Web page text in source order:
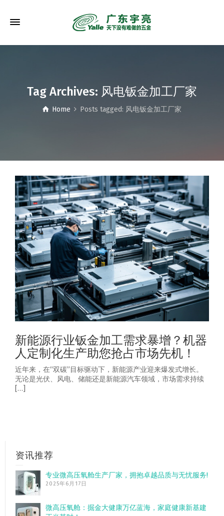
Tag Archives: 风电钣金加工厂家
Home Posts tagged: 风电钣金加工厂家
新能源行业钣金加工需求暴增？机器
人定制化生产助您抢占市场先机！
近年来，在“双碳”目标驱动下，新能源产业迎来爆发式增长。
无论是光伏、风电、储能还是新能源汽车领域，市场需求持续
[…]
资讯推荐
专业微高压氧舱生产厂家，拥抱卓越品质与无忧服务!
2025年6月17日
微高压氧舱：掘金大健康万亿蓝海，家庭健康新基建